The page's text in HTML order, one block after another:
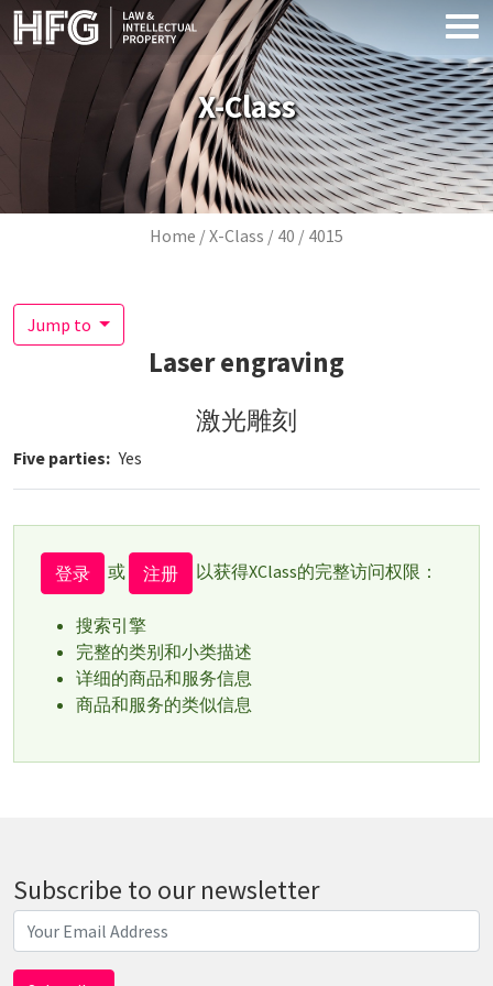
Skip to main content
X-Class
Breadcrumb
Home X-Class 40 4015
Jump to
Laser engraving
激光雕刻
Five parties Yes
登录 或 注册 以获得XClass的完整访问权限：
搜索引擎
完整的类别和小类描述
详细的商品和服务信息
商品和服务的类似信息
Subscribe to our newsletter